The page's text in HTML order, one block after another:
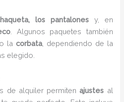
los pantalonesy, en
. Algunos paquetes también
la corbata, dependiendo de la
elegido.
de alquiler permitenajustes al